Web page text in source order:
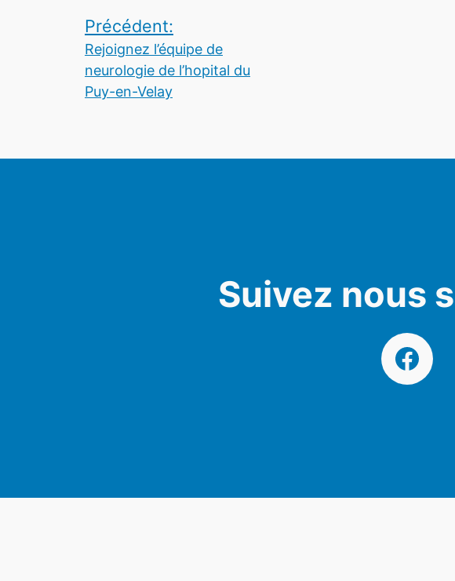
Navigation
de
l’article
Précédent:
Rejoignez l’équipe de
neurologie de l’hopital du
Puy-en-Velay
Suivez nous